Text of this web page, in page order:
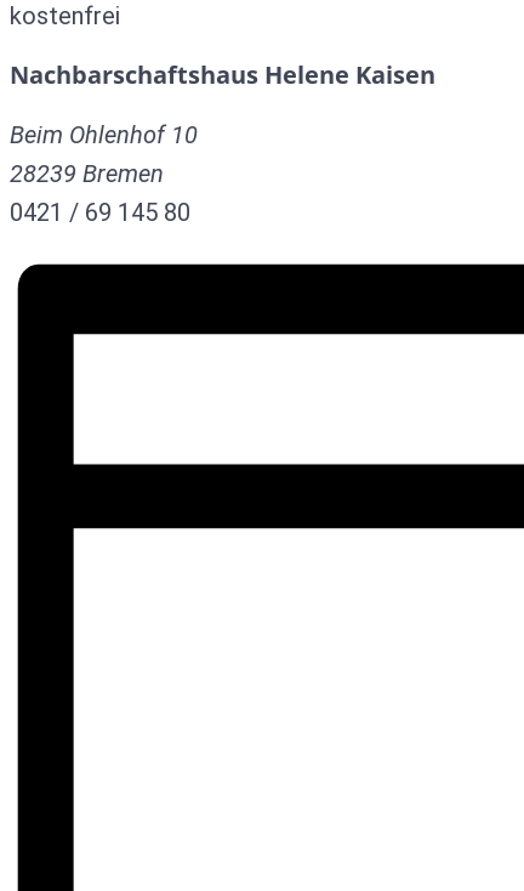
kostenfrei
Nachbarschaftshaus Helene Kaisen
Beim Ohlenhof 10
28239 Bremen
0421 / 69 145 80